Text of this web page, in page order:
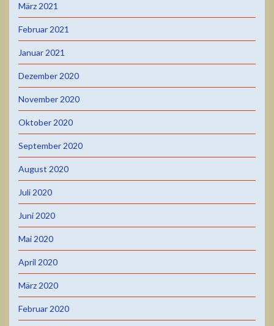
März 2021
Februar 2021
Januar 2021
Dezember 2020
November 2020
Oktober 2020
September 2020
August 2020
Juli 2020
Juni 2020
Mai 2020
April 2020
März 2020
Februar 2020